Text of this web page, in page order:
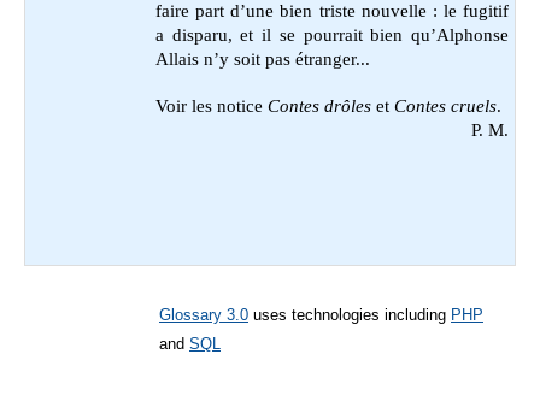
faire part d’une bien triste nouvelle : le fugitif
a disparu, et il se pourrait bien qu’Alphonse
Allais n’y soit pas étranger...
Voir les notice Contes drôles et Contes cruels.
P. M.
Glossary 3.0 uses technologies including PHP
and SQL